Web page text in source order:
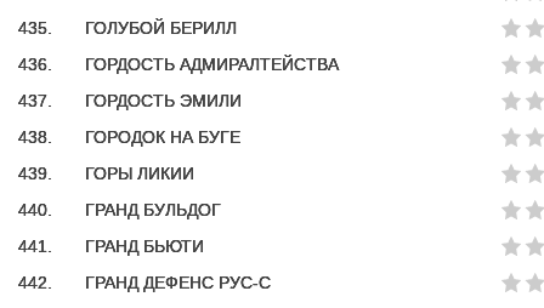
435.
ГОЛУБОЙ БЕРИЛЛ
436.
ГОРДОСТЬ АДМИРАЛТЕЙСТВА
437.
ГОРДОСТЬ ЭМИЛИ
438.
ГОРОДОК НА БУГЕ
439.
ГОРЫ ЛИКИИ
440.
ГРАНД БУЛЬДОГ
441.
ГРАНД БЬЮТИ
442.
ГРАНД ДЕФЕНС РУС-С